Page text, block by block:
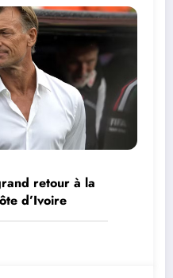
retour à la
d’Ivoire